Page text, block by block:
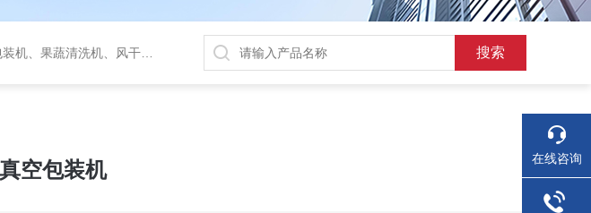
干机、输送台、夹层锅、杀菌锅等。
空包装机 在线咨询